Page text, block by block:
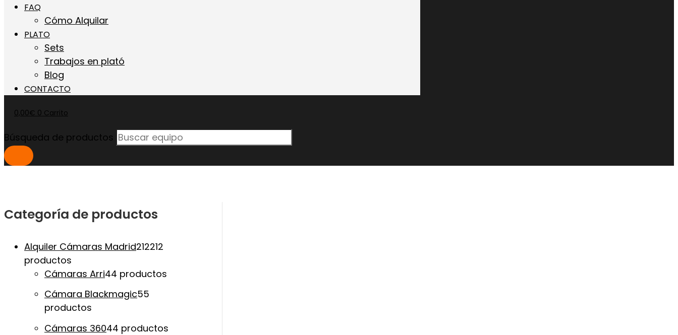
FAQ
Cómo Alquilar
PLATO
Sets
Trabajos en plató
Blog
CONTACTO
0,00€ 0 Carrito
Búsqueda de productos
Categoría de productos
Alquiler Cámaras Madrid212212
productos
Cámaras Arri44 productos
Cámara Blackmagic55
productos
Cámaras 36044 productos